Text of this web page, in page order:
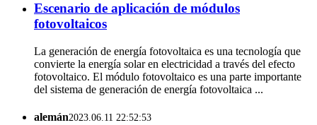
Escenario de aplicación de módulos
fotovoltaicos
La generación de energía fotovoltaica es una tecnología que
convierte la energía solar en electricidad a través del efecto
fotovoltaico. El módulo fotovoltaico es una parte importante
del sistema de generación de energía fotovoltaica ...
alemán2023.06.11 22:52:53